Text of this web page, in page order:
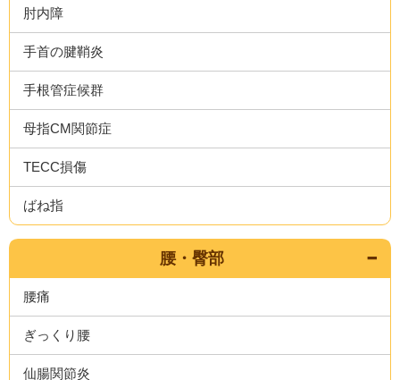
肘内障
手首の腱鞘炎
手根管症候群
母指CM関節症
TECC損傷
ばね指
腰・臀部
腰痛
ぎっくり腰
仙腸関節炎